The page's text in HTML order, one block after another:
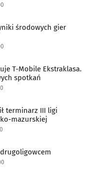
środowych gier
T-Mobile Ekstraklasa.
spotkań
terminarz III ligi
mazurskiej